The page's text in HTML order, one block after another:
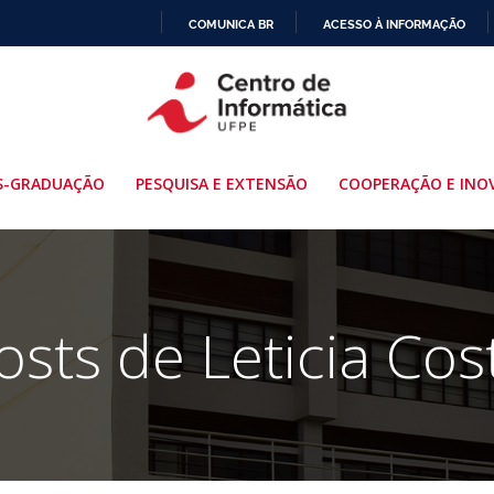
PARA
O
COMUNICA BR ACESSO À INFORMAÇÃO
GRADUAÇÃO PESQUISA E EXTENSÃO COOPERAÇÃO E
deLeticia